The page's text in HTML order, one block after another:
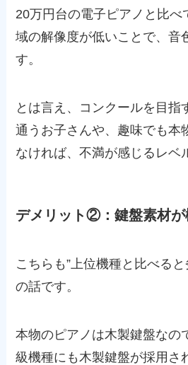
20万円台の電子ピアノと比べ
域の解像度が低いことで、音
す。
とは言え、コンクールを目指
通うお子さんや、趣味でも本
なければ、不満が感じるレベ
デメリット②：鍵盤素材が
こちらも”上位機種と比べる
の話です。
本物のピアノは木製鍵盤なの
級機種にも木製鍵盤が採用さ